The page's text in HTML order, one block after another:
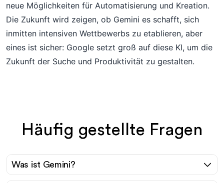
neue Möglichkeiten für Automatisierung und Kreation.
Die Zukunft wird zeigen, ob Gemini es schafft, sich
inmitten intensiven Wettbewerbs zu etablieren, aber
eines ist sicher: Google setzt groß auf diese KI, um die
Zukunft der Suche und Produktivität zu gestalten.
Häufig gestellte Fragen
Was ist Gemini?